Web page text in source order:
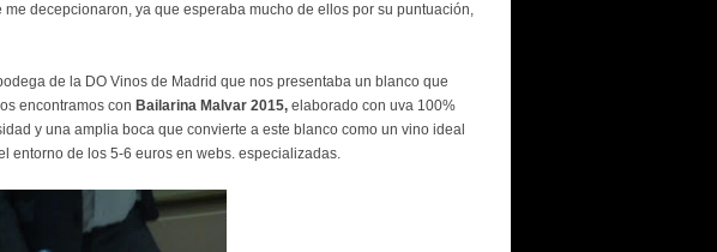
decepcionaron, ya que esperaba mucho de ellos por su puntuación,
de la DO Vinos de Madrid que nos presentaba un blanco que
encontramos con Bailarina Malvar 2015, elaborado con uva 100%
y una amplia boca que convierte a este blanco como un vino ideal
entorno de los 5-6 euros en webs. especializadas.